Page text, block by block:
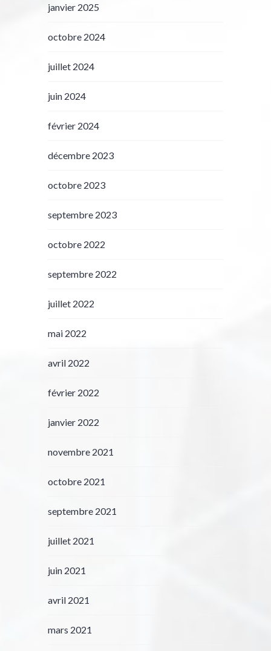
janvier 2025
octobre 2024
juillet 2024
juin 2024
février 2024
décembre 2023
octobre 2023
septembre 2023
octobre 2022
septembre 2022
juillet 2022
mai 2022
avril 2022
février 2022
janvier 2022
novembre 2021
octobre 2021
septembre 2021
juillet 2021
juin 2021
avril 2021
mars 2021